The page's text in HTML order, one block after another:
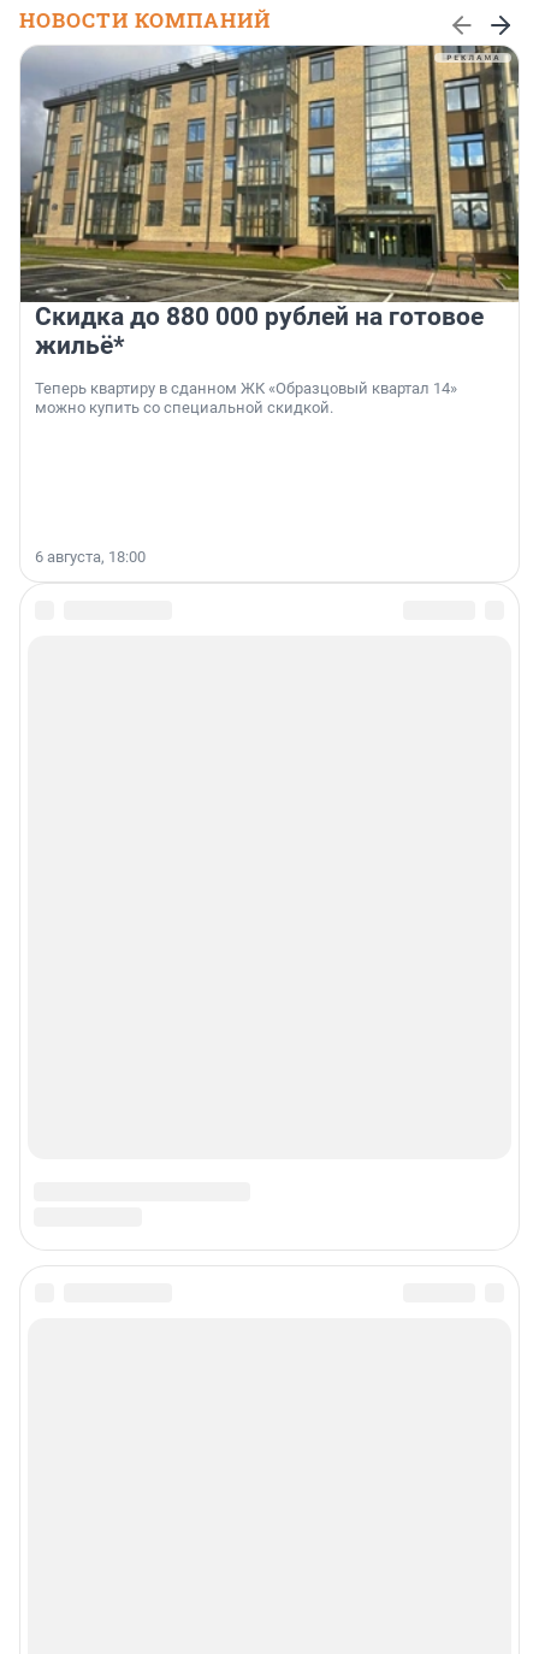
НОВОСТИ КОМПАНИЙ
Скидка до 880 000 рублей на готовое
жильё*
Теперь квартиру в сданном ЖК «Образцовый квартал 14»
можно купить со специальной скидкой.
6 августа, 18:00